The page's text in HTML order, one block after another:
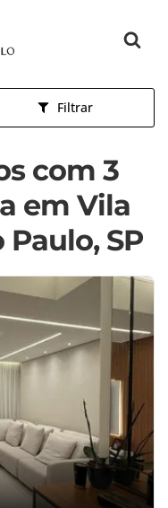
Filtrar
com 3
em Vila
SP